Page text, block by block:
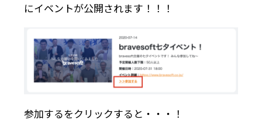
にイベントが公開されます！！！
参加するをクリックすると・・・！